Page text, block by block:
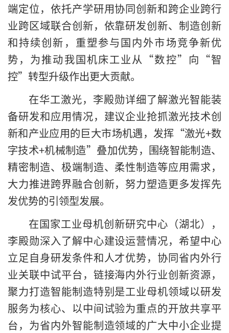
端定位，依托产学研用协同创新和跨企业跨行
业跨区域联合创新，依靠研发创新、制造创新
和持续创新，重塑参与国内外市场竞争新优
势，为推动我国机床工业从“数控”向“智
控”转型升级作出更大贡献。
在华工激光，李殿勋详细了解激光智能装
备研发和应用情况，建议企业抢抓激光技术创
新和产业应用的巨大市场机遇，发挥“激光+数
字技术+机械制造”叠加优势，围绕智能制造、
精密制造、极端制造、柔性制造等应用需求，
大力推进跨界融合创新，努力塑造更多发挥先
发优势的引领型发展。
在国家工业母机创新研究中心（湖北），
李殿勋深入了解中心建设运营情况，希望中心
立足自身研发条件和人才优势，协同省内外行
业关联中试平台，链接海内外行业创新资源，
聚力打造智能制造特别是工业母机领域以研发
服务为核心、以中间试验为重点的开放共享平
台，为省内外智能制造领域的广大中小企业提